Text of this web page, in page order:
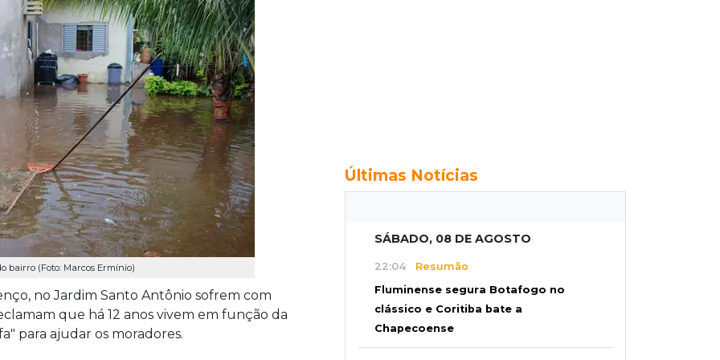
bairro (Foto: Marcos Ermínio)
no Jardim Santo Antônio sofrem com
que há 12 anos vivem em função da
para ajudar os moradores.
Últimas Notícias
SÁBADO, 08 DE AGOSTO
22:04 Resumão
Fluminense segura Botafogo no
clássico e Coritiba bate a
Chapecoense